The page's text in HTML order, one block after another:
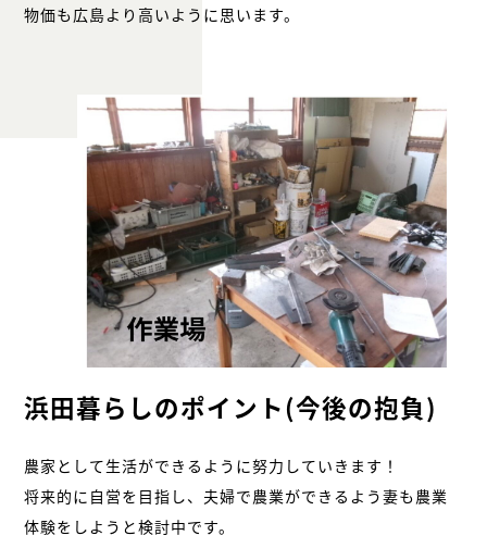
物価も広島より高いように思います。
浜田暮らしのポイント(今後の抱負)
農家として生活ができるように努力していきます！
将来的に自営を目指し、夫婦で農業ができるよう妻も農業
体験をしようと検討中です。